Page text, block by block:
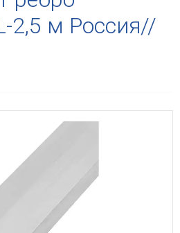
2,5 м Россия//